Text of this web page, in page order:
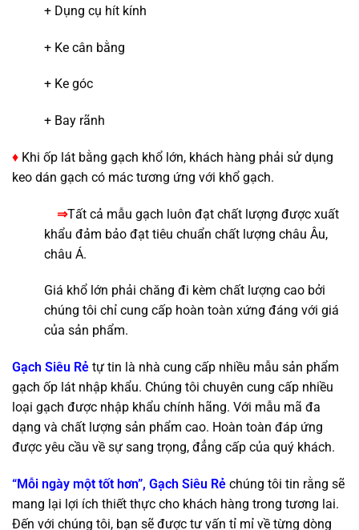
+ Dụng cụ hít kính
+ Ke cân bằng
+ Ke góc
+ Bay rãnh
♦ Khi ốp lát bằng gạch khổ lớn, khách hàng phải sử dụng
keo dán gạch có mác tương ứng với khổ gạch.
⇒Tất cả mẫu gạch luôn đạt chất lượng được xuất
khẩu đảm bảo đạt tiêu chuẩn chất lượng châu Âu,
châu Á.
Giá khổ lớn phải chăng đi kèm chất lượng cao bởi
chúng tôi chỉ cung cấp hoàn toàn xứng đáng với giá
của sản phẩm.
Gạch Siêu Rẻ tự tin là nhà cung cấp nhiều mẫu sản phẩm
gạch ốp lát nhập khẩu. Chúng tôi chuyên cung cấp nhiều
loại gạch được nhập khẩu chính hãng. Với mẫu mã đa
dạng và chất lượng sản phẩm cao. Hoàn toàn đáp ứng
được yêu cầu về sự sang trọng, đẳng cấp của quý khách.
“Mỗi ngày một tốt hơn”, Gạch Siêu Rẻ chúng tôi tin rằng sẽ
mang lại lợi ích thiết thực cho khách hàng trong tương lai.
Đến với chúng tôi, bạn sẽ được tư vấn tỉ mỉ về từng dòng